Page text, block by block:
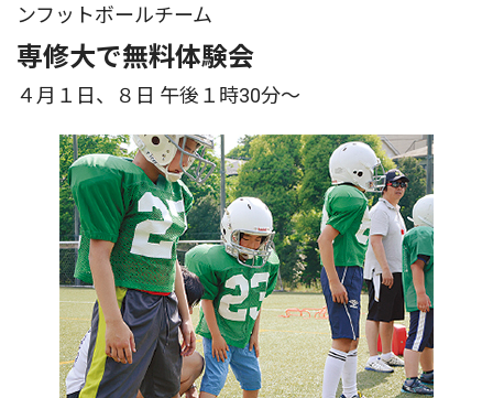
ンフットボールチーム
専修大で無料体験会
４月１日、８日 午後１時30分〜